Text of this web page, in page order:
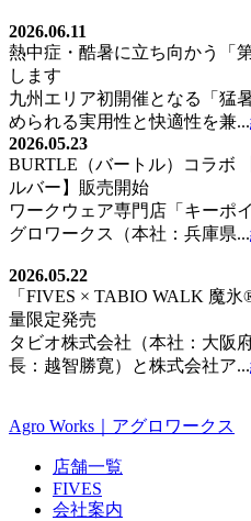
2026.06.11
熱中症・酷暑に立ち向かう「
します
九州エリア初開催となる「猛
められる実用性と快適性を兼...
2026.05.23
BURTLE（バートル）コラボ
ルバー】販売開始
ワークウェア専門店「キーポ
グロワークス（本社：兵庫県...
2026.05.22
「FIVES × TABIO WALK 魔
量限定発売
タビオ株式会社（本社：大阪
長：越智勝寛）と株式会社ア...
Agro Works｜アグロワークス
店舗一覧
FIVES
会社案内